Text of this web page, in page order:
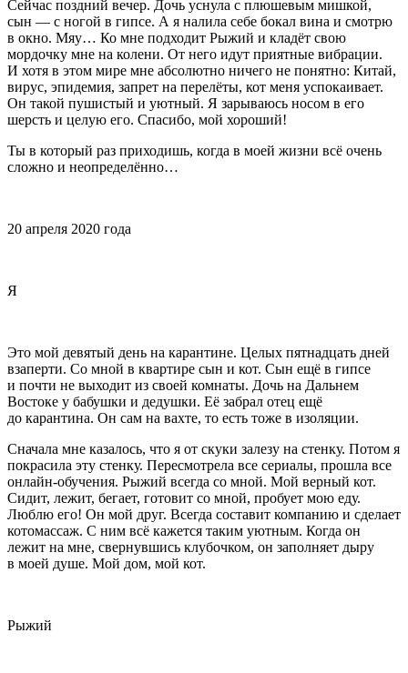
Сейчас поздний вечер. Дочь уснула с плюшевым мишкой,
сын — с ногой в гипсе. А я налила себе бокал вина и смотрю
в окно. Мяу… Ко мне подходит Рыжий и кладёт свою
мордочку мне на колени. От него идут приятные вибрации.
И хотя в этом мире мне абсолютно ничего не понятно: Китай,
вирус, эпидемия, запрет на перелёты, кот меня успокаивает.
Он такой пушистый и уютный. Я зарываюсь носом в его
шерсть и целую его. Спасибо, мой хороший!
Ты в который раз приходишь, когда в моей жизни всё очень
сложно и неопределённо…
20 апреля 2020 года
Я
Это мой девятый день на карантине. Целых пятнадцать дней
взаперти. Со мной в квартире сын и кот. Сын ещё в гипсе
и почти не выходит из своей комнаты. Дочь на Дальнем
Востоке у бабушки и дедушки. Её забрал отец ещё
до карантина. Он сам на вахте, то есть тоже в изоляции.
Сначала мне казалось, что я от скуки залезу на стенку. Потом я
покрасила эту стенку. Пересмотрела все сериалы, прошла все
онлайн-обучения. Рыжий всегда со мной. Мой верный кот.
Сидит, лежит, бегает, готовит со мной, пробует мою еду.
Люблю его! Он мой друг. Всегда составит компанию и сделает
котомассаж. С ним всё кажется таким уютным. Когда он
лежит на мне, свернувшись клубочком, он заполняет дыру
в моей душе. Мой дом, мой кот.
Рыжий